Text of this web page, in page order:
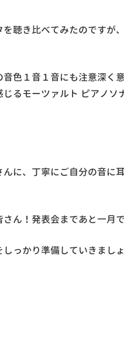
聴き比べてみたのですが
色１音１音にも注意深く
るモーツァルト ピアノソ
に、丁寧にご自分の音に
ん！発表会まであと一月で
っかり準備していきまし